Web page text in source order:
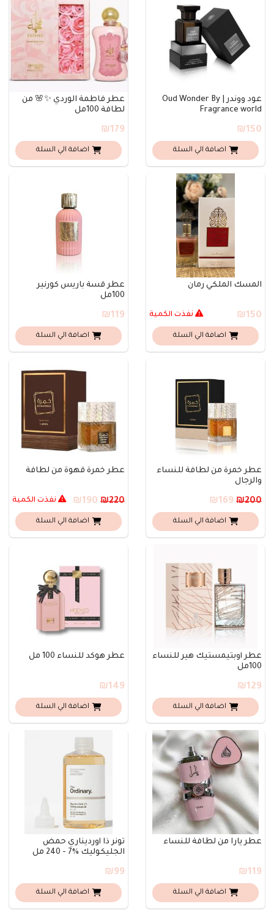
عود ووندر | Oud Wonder By
Fragrance world
₪150
اضافة الي السلة
عطر فاطمة الوردي ✨🌸 من
لطافة 100مل
₪179
اضافة الي السلة
المسك الملكي رمان
₪150 نفذت الكمية
اضافة الي السلة
عطر قسة باريس كورنير
100مل
₪119
اضافة الي السلة
عطر خمرة من لطافة للنساء
والرجال
₪200
اضافة الي السلة
عطر خمرة قهوة من لطافة
₪220 نفذت الكمية
اضافة الي السلة
عطر أوبتيمستيك هير للنساء
100مل
₪129
اضافة الي السلة
عطر هوكد للنساء 100 مل
₪149
اضافة الي السلة
عطر يارا من لطافة للنساء
₪119
اضافة الي السلة
تونر ذا أورديناري حمض
الجليكوليك %7 - 240 مل
₪99
اضافة الي السلة